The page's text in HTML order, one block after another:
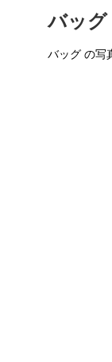
バッグ
バッグ の写